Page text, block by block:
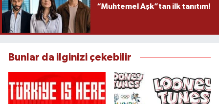
“Muhtemel Aşk”tan ilk tanıtım!
Bunlar da ilginizi çekebilir